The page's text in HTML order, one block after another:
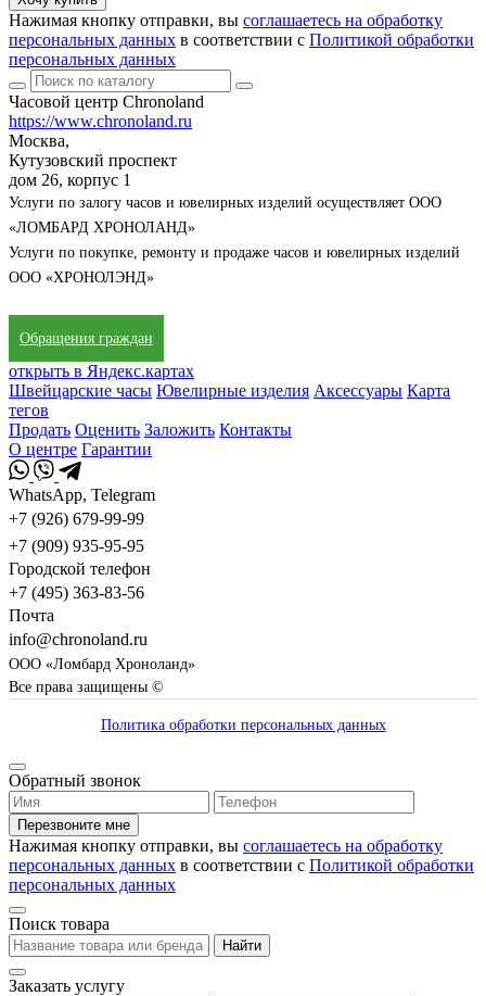
Нажимая кнопку отправки, вы соглашаетесь на обработку
персональных данных в соответствии с Политикой обработки
персональных данных
Часовой центр Chronoland
https://www.chronoland.ru
Москва,
Кутузовский проспект
дом 26, корпус 1
Услуги по залогу часов и ювелирных изделий осуществляет ООО
«ЛОМБАРД ХРОНОЛАНД»
Услуги по покупке, ремонту и продаже часов и ювелирных изделий
ООО «ХРОНОЛЭНД»
Обращения граждан
открыть в Яндекс.картах
Швейцарские часы Ювелирные изделия Аксессуары Карта
тегов
Продать Оценить Заложить Контакты
О центре Гарантии
WhatsApp, Telegram
+7 (926) 679-99-99
+7 (909) 935-95-95
Городской телефон
+7 (495) 363-83-56
Почта
info@chronoland.ru
ООО «Ломбард Хроноланд»
Все права защищены ©
Политика обработки персональных данных
Обратный звонок
Перезвоните мне
Нажимая кнопку отправки, вы соглашаетесь на обработку
персональных данных в соответствии с Политикой обработки
персональных данных
Поиск товара
Найти
Заказать услугу